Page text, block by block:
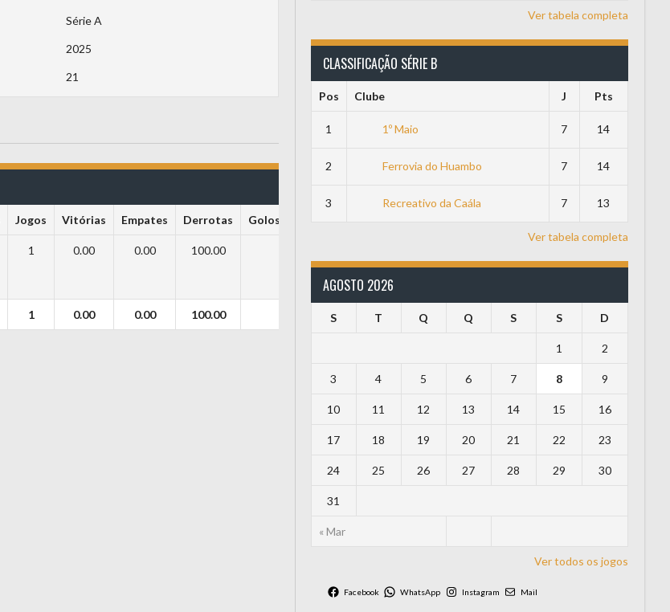
Série A
2025
21
Jogos Vitórias Empates Derrotas Golos própria baliza
1 0.00 0.00 100.00
1 0.00 0.00 100.00
Ver tabela completa
CLASSIFICAÇÃO SÉRIE B
Pos Clube J Pts
1 1º Maio 7 14
2 Ferrovia do Huambo 7 14
3 Recreativo da Caála 7 13
Ver tabela completa
AGOSTO 2026
S T Q Q S S D
« Mar
1 2
3 4 5 6 7 8 9
10 11 12 13 14 15 16
17 18 19 20 21 22 23
24 25 26 27 28 29 30
31
Ver todos os jogos
Facebook WhatsApp Instagram Mail